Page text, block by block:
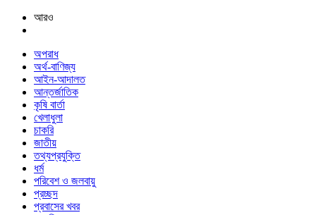
আরও
অপরাধ
অর্থ-বাণিজ্য
আইন-আদালত
আন্তর্জাতিক
কৃষি বার্তা
খেলাধুলা
চাকরি
জাতীয়
তথ্যপ্রযুক্তি
ধর্ম
পরিবেশ ও জলবায়ু
প্রচ্ছদ
প্রবাসের খবর